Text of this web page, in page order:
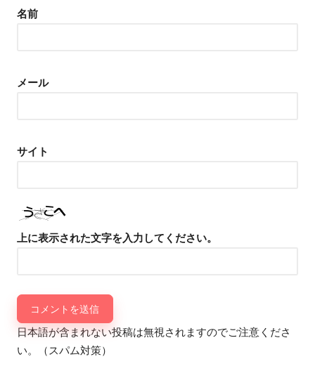
名前
メール
サイト
上に表示された文字を入力してください。
日本語が含まれない投稿は無視されますのでご注意くださ
い。（スパム対策）